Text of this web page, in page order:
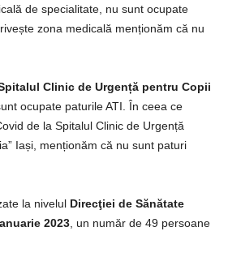
de specialitate, nu sunt ocupate
zona medicală menționăm că nu
Clinic de Urgență pentru Copii
ocupate paturile ATI. În ceea ce
de la Spitalul Clinic de Urgență
Iași, menționăm că nu sunt paturi
la nivelul Direcţiei de Sănătate
2023 , un număr de 49 persoane